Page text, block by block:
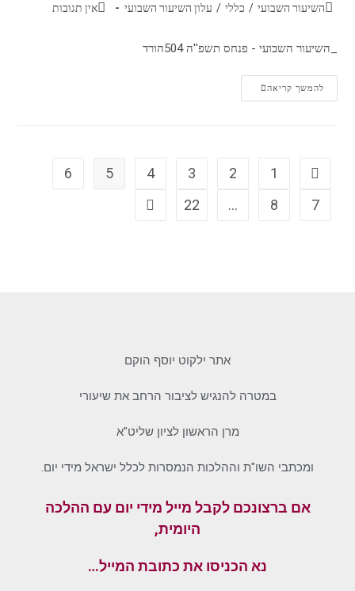
השיעור השבועי / כללי / עלון השיעור השבועי אין תגובות
_השיעור השבועי - פנחס תשפ''ה 504הורד
להמשך קריאה
1
2
3
4
5
6
7
8
…
22
אתר ילקוט יוסף הוקם
במטרה להנגיש לציבור הרחב את שיעורי
מרן הראשון לציון שליט"א
ומכתבי השו"ת וההלכות הנמסרות לכלל ישראל מידי יום.
אם ברצונכם לקבל מייל מידי יום עם ההלכה
היומית,
נא הכניסו את כתובת המייל…